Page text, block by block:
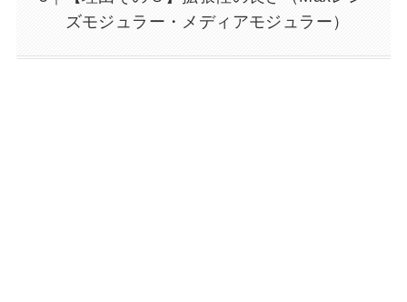
ズモジュラー・メディアモジュラー）